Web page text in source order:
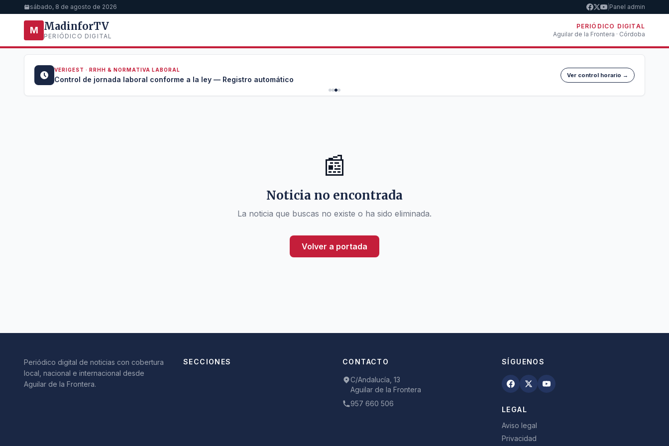
sábado, 8 de agosto de 2026 Panel admin
M MadinforTV
PERIÓDICO DIGITAL
PERIÓDICO DIGITAL
Aguilar de la Frontera · Córdoba
VERIGEST · RRHH & NORMATIVA LABORAL
Control de jornada laboral conforme a la ley — Registro automático Ver control horario →
📰
Noticia no encontrada
La noticia que buscas no existe o ha sido eliminada.
Volver a portada
Periódico digital de noticias con cobertura
local, nacional e internacional desde
Aguilar de la Frontera.
SECCIONES CONTACTO
C/Andalucía, 13
Aguilar de la Frontera
957 660 506
SÍGUENOS
LEGAL
Aviso legal
Privacidad